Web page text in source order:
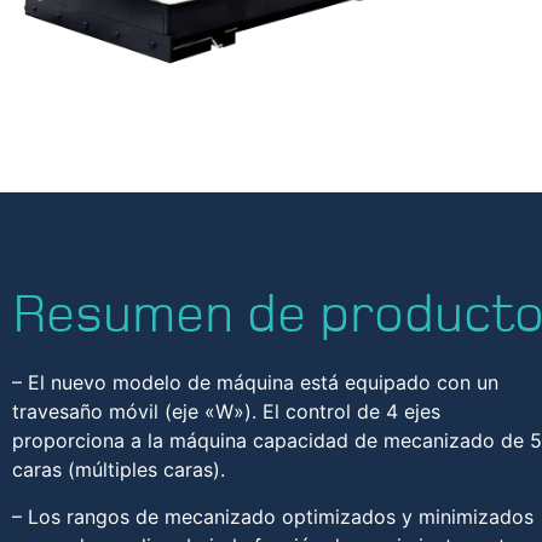
Resumen de
– El nuevo modelo de máquina está equipado con un
travesaño móvil (eje «W»). El control de 4 ejes
proporciona a la máquina capacidad de mecanizado de 5
caras (múltiples caras).
– Los rangos de mecanizado optimizados y minimizados